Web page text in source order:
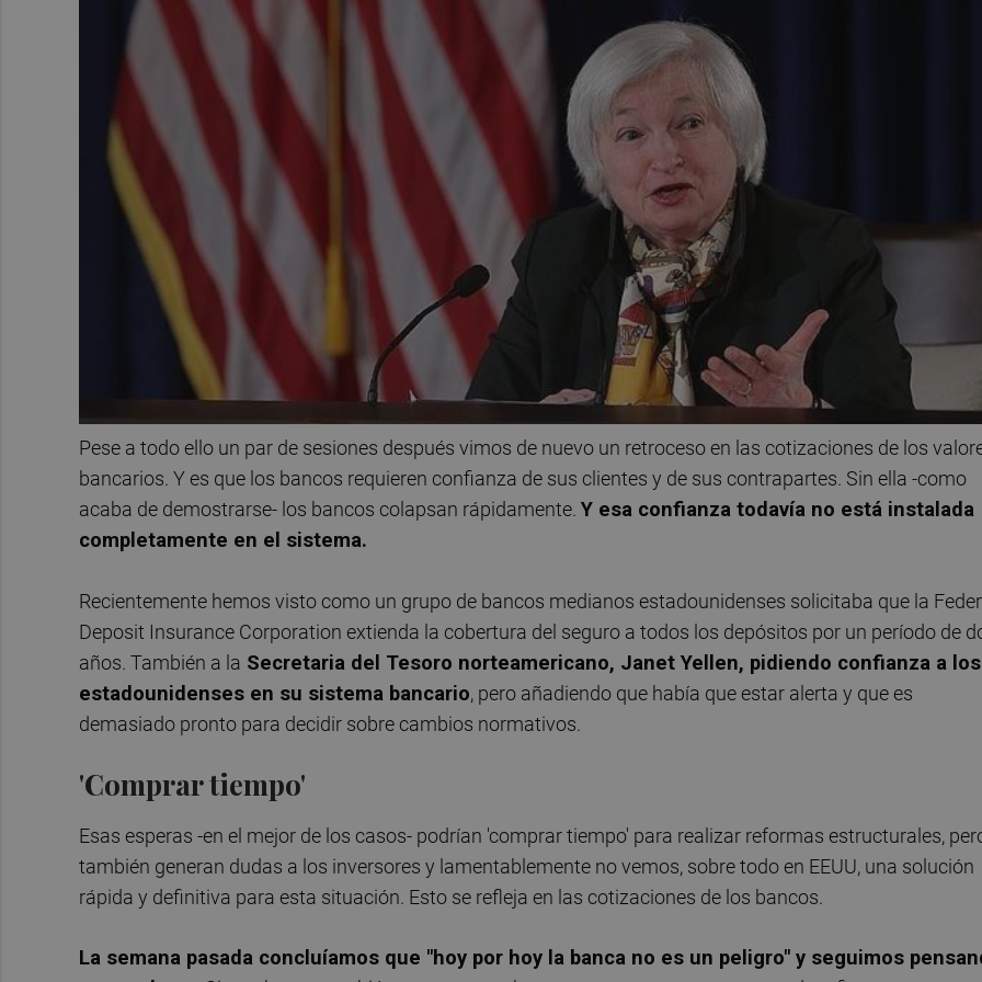
Pese a todo ello un par de sesiones después vimos de nuevo un retroceso en las cotizaciones de los
bancarios. Y es que los bancos requieren confianza de sus clientes y de sus contrapartes. Sin ella -como
acaba de demostrarse- los bancos colapsan rápidamente. Y esa confianza todavía no está instalada
completamente en el sistema.
Recientemente hemos visto como un grupo de bancos medianos estadounidenses solicitaba que la
Deposit Insurance Corporation extienda la cobertura del seguro a todos los depósitos por un período de
años. También a la Secretaria del Tesoro norteamericano, Janet Yellen, pidiendo confianza a los
estadounidenses en su sistema bancario, pero añadiendo que había que estar alerta y que es
demasiado pronto para decidir sobre cambios normativos.
'Comprar tiempo'
Esas esperas -en el mejor de los casos- podrían 'comprar tiempo' para realizar reformas estructurales,
también generan dudas a los inversores y lamentablemente no vemos, sobre todo en EEUU, una solución
rápida y definitiva para esta situación. Esto se refleja en las cotizaciones de los bancos.
La semana pasada concluíamos que "hoy por hoy la banca no es un peligro" y seguimos